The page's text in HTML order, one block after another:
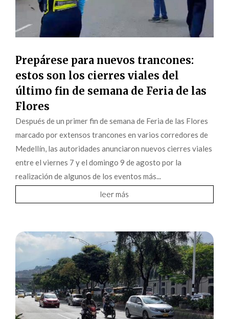
Prepárese para nuevos trancones:
estos son los cierres viales del
último fin de semana de Feria de las
Flores
Después de un primer fin de semana de Feria de las Flores
marcado por extensos trancones en varios corredores de
Medellín, las autoridades anunciaron nuevos cierres viales
entre el viernes 7 y el domingo 9 de agosto por la
realización de algunos de los eventos más...
leer más